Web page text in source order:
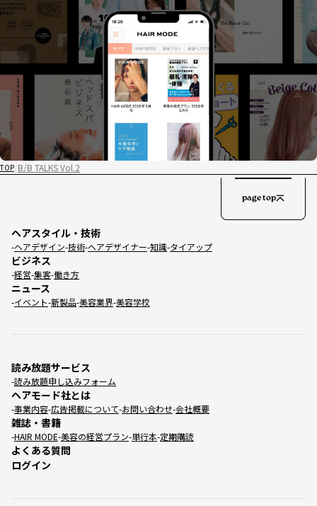
TOP B/B TALKS Vol.2
ヘアスタイル・技術
ヘアデザイン 技術 ヘアデザイナー 知識 タイアップ
ビジネス
経営 集客 働き方
ニュース
イベント 新製品 美容業界 美容学校
読み放題サービス
読み放題申し込みフォーム
ヘアモード社とは
事業内容 広告掲載について お問い合わせ 会社概要
雑誌・書籍
HAIR MODE 美容の経営プラン 単行本 定期購読
よくある質問
ログイン
page top